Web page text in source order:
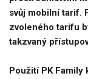
svůj mobilní tarif.
zvoleného tarifu
takzvaný
Použití PK